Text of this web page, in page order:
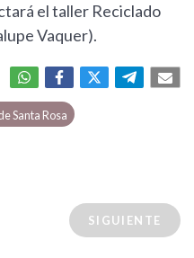
el taller Reciclado
Vaquer).
Santa Rosa
SIGUIENTE